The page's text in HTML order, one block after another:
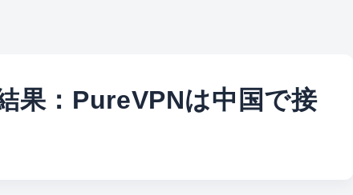
果：PureVPNは中国で接